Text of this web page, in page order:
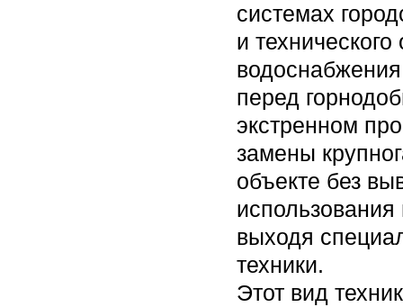
системах
и
перед
экстренном
замены
объекте без
выходя
техники.
Этот вид